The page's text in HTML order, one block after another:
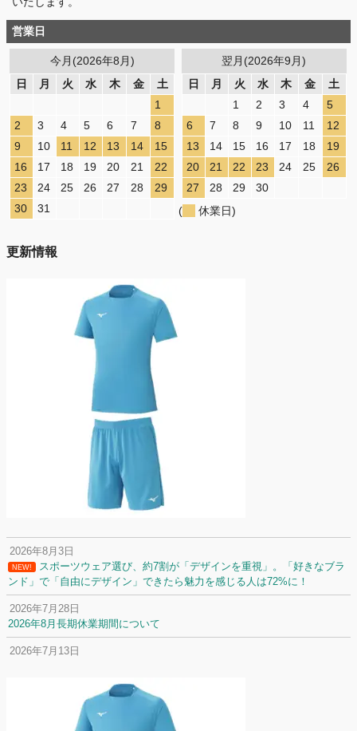
営業日
今月(2026年8月)
日
月 火 水 木 金
土
1
2
3 4 5 6 7
8
9
10 11 12 13 14
15
16
17 18 19 20 21
22
23
24 25 26 27 28
29
30
31
翌月(2026年9月)
日
月 火 水 木 金
土
1
2 3 4
5
6
7 8 9 10 11
12
13
14 15 16 17 18
19
20
21 22 23 24 25
26
27
28 29
30
(
休業日)
更新情報
2026年8月3日
NEW!
スポーツウェア選び、約7割が「デザインを重視」。「好きなブラ
ンド」で「自由にデザイン」できたら魅力を感じる人は72%に！
2026年7月28日
2026年8月長期休業期間について
2026年7月13日
名前入りユニフォームで子どもの自信が「プラスになった」と感じた保
護者は約67%！「やや高いと感じたが納得して購入した」と価値を実感